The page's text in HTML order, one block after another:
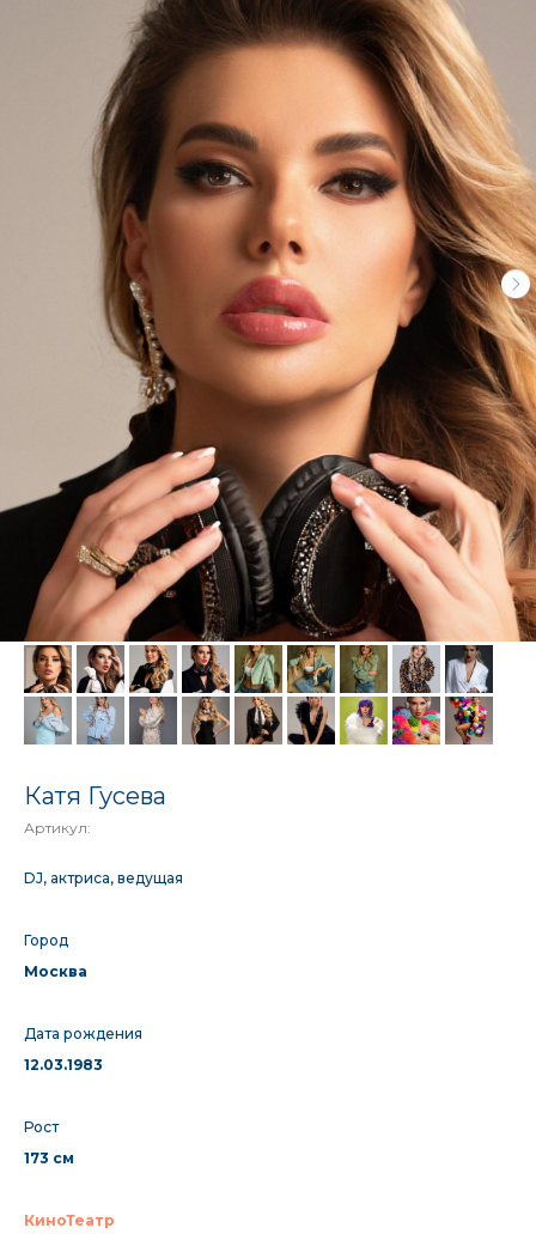
Катя Гусева
Артикул:
DJ, актриса, ведущая
Город
Москва
Дата рождения
12.03.1983
Рост
173 см
КиноТеатр